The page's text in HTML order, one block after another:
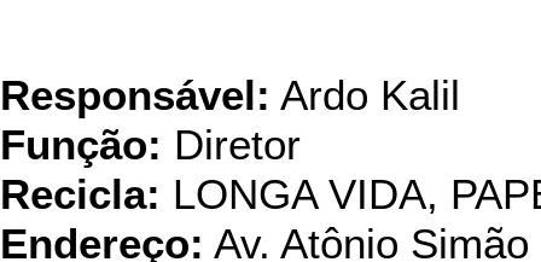
Responsável: Ardo Kalil
Função: Diretor
Recicla: LONGA VIDA,
Endereço: Av. Atônio